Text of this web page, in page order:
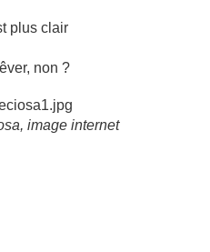
plus clair
non ?
image internet